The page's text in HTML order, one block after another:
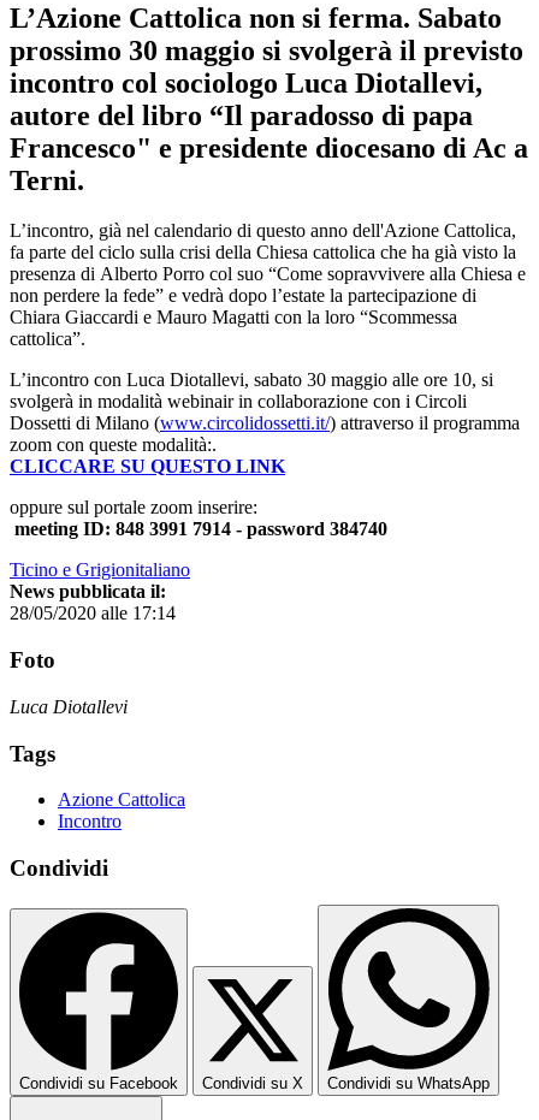
L’Azione Cattolica non si ferma. Sabato
prossimo 30 maggio si svolgerà il previsto
incontro col sociologo Luca Diotallevi,
autore del libro “Il paradosso di papa
Francesco" e presidente diocesano di Ac a
Terni.
L’incontro, già nel calendario di questo anno dell'Azione Cattolica,
fa parte del ciclo sulla crisi della Chiesa cattolica che ha già visto la
presenza di Alberto Porro col suo “Come sopravvivere alla Chiesa e
non perdere la fede” e vedrà dopo l’estate la partecipazione di
Chiara Giaccardi e Mauro Magatti con la loro “Scommessa
cattolica”.
L’incontro con Luca Diotallevi, sabato 30 maggio alle ore 10, si
svolgerà in modalità webinair in collaborazione con i Circoli
Dossetti di Milano (www.circolidossetti.it/) attraverso il programma
zoom con queste modalità:.
CLICCARE SU QUESTO LINK
oppure sul portale zoom inserire:
meeting ID: 848 3991 7914 - password 384740
Ticino e Grigionitaliano
News pubblicata il:
28/05/2020 alle 17:14
Foto
Luca Diotallevi
Tags
Azione Cattolica
Incontro
Condividi
Condividi su Facebook Condividi su X Condividi su WhatsApp